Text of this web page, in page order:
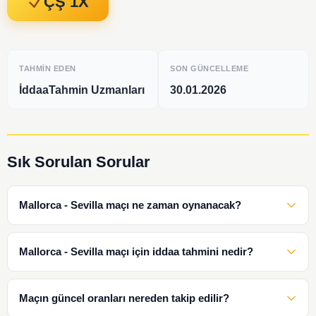
TAHMIN EDEN
İddaaTahmin Uzmanları
SON GÜNCELLEME
30.01.2026
Sık Sorulan Sorular
Mallorca - Sevilla maçı ne zaman oynanacak?
Mallorca - Sevilla maçı için iddaa tahmini nedir?
Maçın güncel oranları nereden takip edilir?